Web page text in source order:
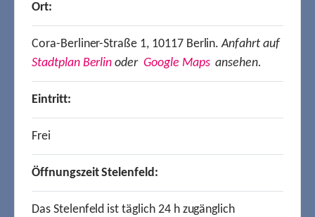
Ort:
Cora-Berliner-Straße 1, 10117 Berlin.Anfahrt auf
Stadtplan Berlin oder Google Mapsansehen.
Eintritt:
Frei
Öffnungszeit Stelenfeld:
Das Stelenfeld ist täglich 24 h zugänglich